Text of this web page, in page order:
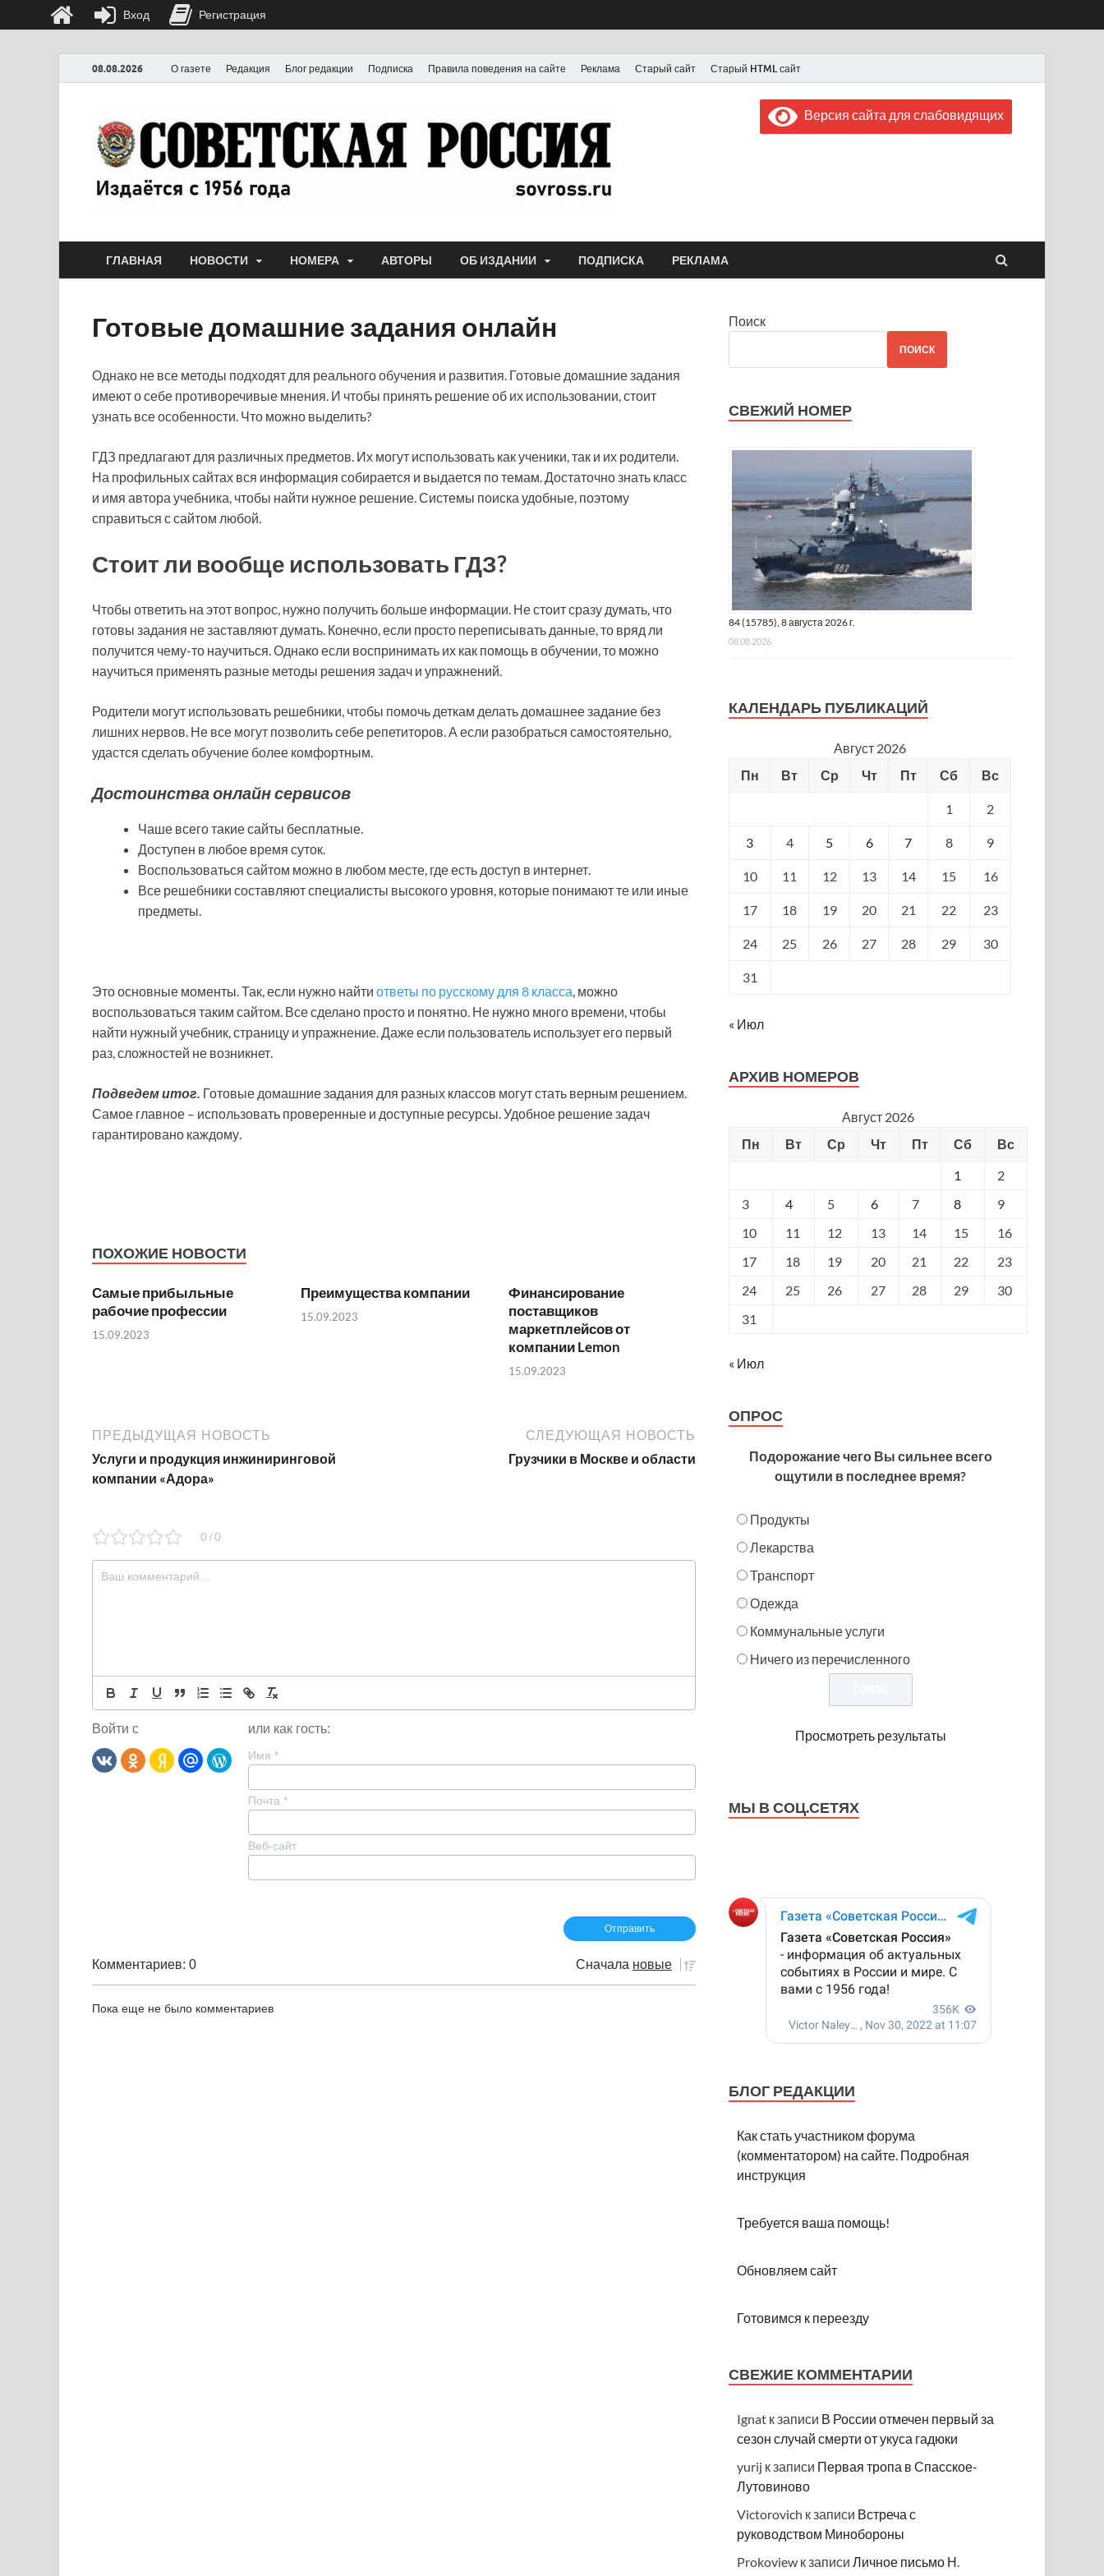
08.08.2026 О газете Редакция Блог редакции Подписка Правила поведения на сайте Реклама Старый сайт Старый HTML сайт
Газета "Советская Россия"
Выпускается с июля 1956 года
Версия сайта для слабовидящих
ГЛАВНАЯ НОВОСТИ НОМЕРА АВТОРЫ ОБ ИЗДАНИИ ПОДПИСКА РЕКЛАМА
Готовые домашние задания онлайн
Однако не все методы подходят для реального обучения и развития. Готовые домашние задания
имеют о себе противоречивые мнения. И чтобы принять решение об их использовании, стоит
узнать все особенности. Что можно выделить?
ГДЗ предлагают для различных предметов. Их могут использовать как ученики, так и их родители.
На профильных сайтах вся информация собирается и выдается по темам. Достаточно знать класс
и имя автора учебника, чтобы найти нужное решение. Системы поиска удобные, поэтому
справиться с сайтом любой.
Стоит ли вообще использовать ГДЗ?
Чтобы ответить на этот вопрос, нужно получить больше информации. Не стоит сразу думать, что
готовы задания не заставляют думать. Конечно, если просто переписывать данные, то вряд ли
получится чему-то научиться. Однако если воспринимать их как помощь в обучении, то можно
научиться применять разные методы решения задач и упражнений.
Родители могут использовать решебники, чтобы помочь деткам делать домашнее задание без
лишних нервов. Не все могут позволить себе репетиторов. А если разобраться самостоятельно,
удастся сделать обучение более комфортным.
Достоинства онлайн сервисов
Чаше всего такие сайты бесплатные.
Доступен в любое время суток.
Воспользоваться сайтом можно в любом месте, где есть доступ в интернет.
Все решебники составляют специалисты высокого уровня, которые понимают те или иные
предметы.
Это основные моменты. Так, если нужно найти ответы по русскому для 8 класса, можно
воспользоваться таким сайтом. Все сделано просто и понятно. Не нужно много времени, чтобы
найти нужный учебник, страницу и упражнение. Даже если пользователь использует его первый
раз, сложностей не возникнет.
Подведем итог. Готовые домашние задания для разных классов могут стать верным решением.
Самое главное – использовать проверенные и доступные ресурсы. Удобное решение задач
гарантировано каждому.
ПОХОЖИЕ НОВОСТИ
Самые прибыльные
рабочие профессии
15.09.2023
Преимущества компании
15.09.2023
Финансирование
поставщиков
маркетплейсов от
компании Lemon
15.09.2023
ПРЕДЫДУЩАЯ НОВОСТЬ
Услуги и продукция инжиниринговой
компании «Адора»
СЛЕДУЮЩАЯ НОВОСТЬ
Грузчики в Москве и области
0 / 0
Войти с или как гость:
Имя *
Почта *
Веб-сайт
Комментариев: 0 Сначала новые
Пока еще не было комментариев
Поиск
ПОИСК
СВЕЖИЙ НОМЕР
84 (15785), 8 августа 2026 г.
08.08.2026
КАЛЕНДАРЬ ПУБЛИКАЦИЙ
Август 2026
Пн
Вт Ср Чт Пт Сб Вс
1 2
3 4 5 6 7 8 9
10 11 12 13 14 15 16
17 18 19 20 21 22 23
24 25 26 27 28 29 30
31
« Июл
АРХИВ НОМЕРОВ
Август 2026
Пн
Вт Ср Чт Пт Сб
Вс
1
2
3
4 5 6 7 8
9
10
11 12 13 14 15
16
17
18 19 20 21 22
23
24
25 26 27 28 29
30
31
« Июл
ОПРОС
Подорожание чего Вы сильнее всего
ощутили в последнее время?
Продукты
Лекарства
Транспорт
Одежда
Коммунальные услуги
Ничего из перечисленного
Просмотреть результаты
МЫ В СОЦ.СЕТЯХ
БЛОГ РЕДАКЦИИ
Как стать участником форума
(комментатором) на сайте. Подробная
инструкция
Требуется ваша помощь!
Обновляем сайт
Готовимся к переезду
СВЕЖИЕ КОММЕНТАРИИ
Ignat к записи В России отмечен первый за
сезон случай смерти от укуса гадюки
yurij к записи Первая тропа в Спасское-
Лутовиново
Victorovich к записи Встреча с
руководством Минобороны
Prokoview к записи Личное письмо Н.
Вход Регистрация